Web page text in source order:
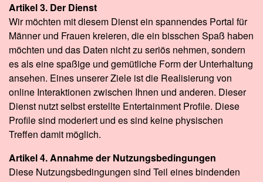
Artikel 3. Der Dienst
Wir möchten mit diesem Dienst ein spannendes Portal für
Männer und Frauen kreieren, die ein bisschen Spaß haben
möchten und das Daten nicht zu seriös nehmen, sondern
es als eine spaßige und gemütliche Form der Unterhaltung
ansehen. Eines unserer Ziele ist die Realisierung von
online Interaktionen zwischen Ihnen und anderen. Dieser
Dienst nutzt selbst erstellte Entertainment Profile. Diese
Profile sind moderiert und es sind keine physischen
Treffen damit möglich.
Artikel 4. Annahme der Nutzungsbedingungen
Diese Nutzungsbedingungen sind Teil eines bindenden